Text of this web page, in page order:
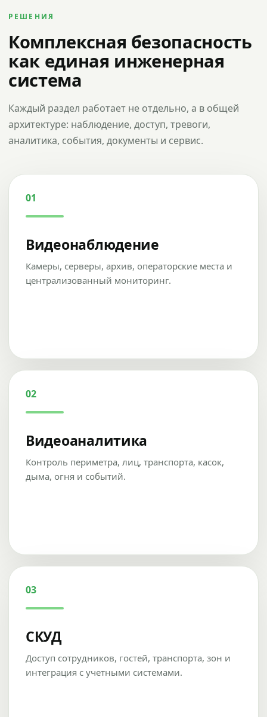
РЕШЕНИЯ
Комплексная безопасность
как единая инженерная
система
Каждый раздел работает не отдельно, а в общей
архитектуре: наблюдение, доступ, тревоги,
аналитика, события, документы и сервис.
01
Видеонаблюдение
Камеры, серверы, архив, операторские места и
централизованный мониторинг.
02
Видеоаналитика
Контроль периметра, лиц, транспорта, касок,
дыма, огня и событий.
03
СКУД
Доступ сотрудников, гостей, транспорта, зон и
интеграция с учетными системами.